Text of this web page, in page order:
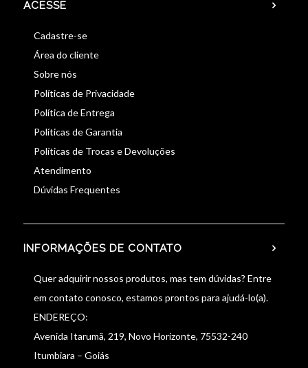
ACESSE
Cadastre-se
Área do cliente
Sobre nós
Políticas de Privacidade
Política de Entrega
Políticas de Garantia
Políticas de Trocas e Devoluções
Atendimento
Dúvidas Frequentes
INFORMAÇÕES DE CONTATO
Quer adquirir nossos produtos, mas tem dúvidas? Entre
em contato conosco, estamos prontos para ajudá-lo(a).
ENDEREÇO:
Avenida Itarumã, 219, Novo Horizonte, 75532-240
Itumbiara – Goiás